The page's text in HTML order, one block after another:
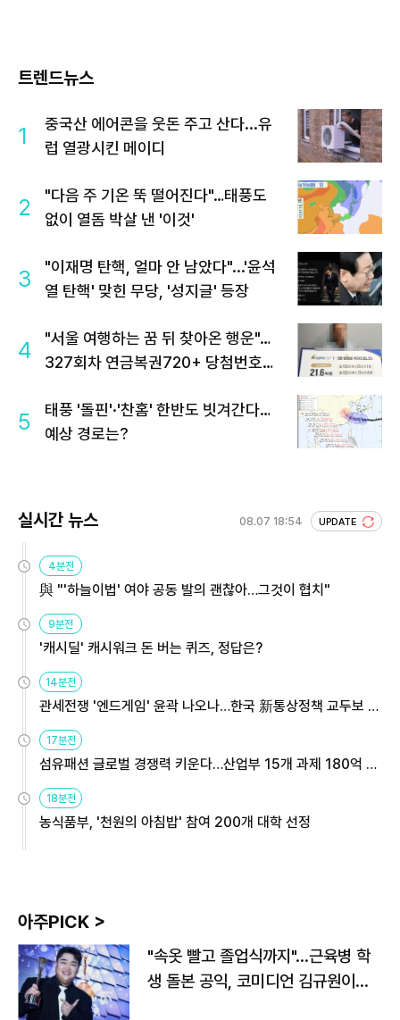
트렌드뉴스
1
중국산 에어콘을 웃돈 주고 산다...유
럽 열광시킨 메이디
2
"다음 주 기온 뚝 떨어진다"…태풍도
없이 열돔 박살 낸 '이것'
3
"이재명 탄핵, 얼마 안 남았다"...'윤석
열 탄핵' 맞힌 무당, '성지글' 등장
4
"서울 여행하는 꿈 뒤 찾아온 행운"…
327회차 연금복권720+ 당첨번호조
5
태풍 '돌핀'·'찬홈' 한반도 빗겨간다…
예상 경로는?
실시간 뉴스 08.07 18:54 UPDATE
4분전
與 "'하늘이법' 여야 공동 발의 괜찮아…그것이 협치"
9분전
'캐시딜' 캐시워크 돈 버는 퀴즈, 정답은?
14분전
관세전쟁 '엔드게임' 윤곽 나오나…한국 新통상정책 교두보 활
용해야
17분전
섬유패션 글로벌 경쟁력 키운다…산업부 15개 과제 180억 지
원
18분전
농식품부, '천원의 아침밥' 참여 200개 대학 선정
아주PICK >
"속옷 빨고 졸업식까지"…근육병 학
생 돌본 공익, 코미디언 김규원이었